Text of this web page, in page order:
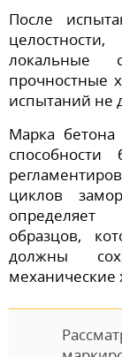
После
локальные
прочностные
испытаний не
Марка бетона
способности
циклов
определяет
образцов,
должны
механические